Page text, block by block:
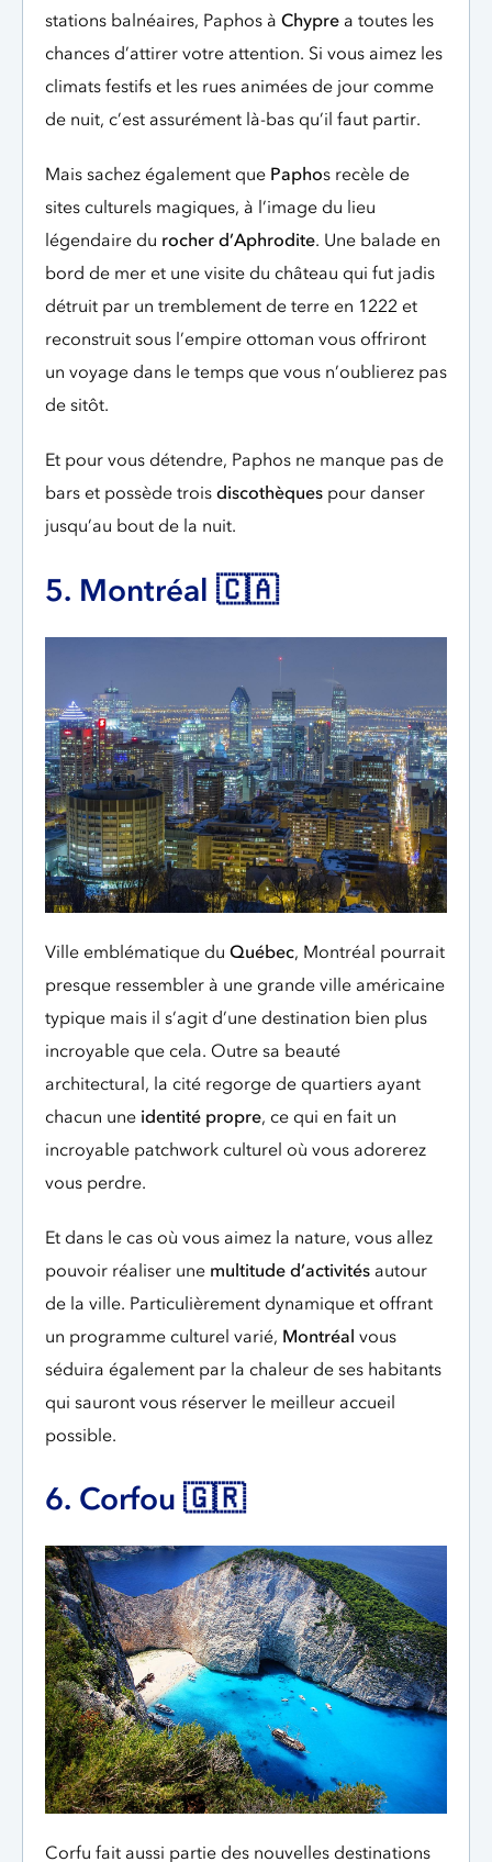
stations balnéaires, Paphos à Chypre a toutes les
chances d’attirer votre attention. Si vous aimez les
climats festifs et les rues animées de jour comme
de nuit, c’est assurément là-bas qu’il faut partir.
Mais sachez également que Paphos recèle de
sites culturels magiques, à l’image du lieu
légendaire du rocher d’Aphrodite. Une balade en
bord de mer et une visite du château qui fut jadis
détruit par un tremblement de terre en 1222 et
reconstruit sous l’empire ottoman vous offriront
un voyage dans le temps que vous n’oublierez pas
de sitôt.
Et pour vous détendre, Paphos ne manque pas de
bars et possède trois discothèques pour danser
jusqu’au bout de la nuit.
5. Montréal 🇨🇦
Ville emblématique du Québec, Montréal pourrait
presque ressembler à une grande ville américaine
typique mais il s’agit d’une destination bien plus
incroyable que cela. Outre sa beauté
architectural, la cité regorge de quartiers ayant
chacun une identité propre, ce qui en fait un
incroyable patchwork culturel où vous adorerez
vous perdre.
Et dans le cas où vous aimez la nature, vous allez
pouvoir réaliser une multitude d’activités autour
de la ville. Particulièrement dynamique et offrant
un programme culturel varié, Montréal vous
séduira également par la chaleur de ses habitants
qui sauront vous réserver le meilleur accueil
possible.
6. Corfou 🇬🇷
Corfu fait aussi partie des nouvelles destinations